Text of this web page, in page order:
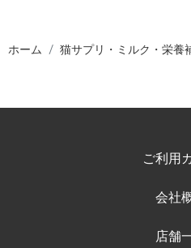
ホーム 猫サプリ・ミルク・栄養
ご利用
会社
店舗